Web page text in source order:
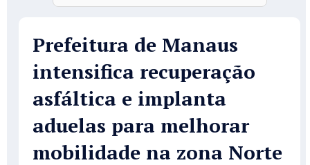
Prefeitura de Manaus
intensifica recuperação
asfáltica e implanta
aduelas para melhorar
mobilidade na zona Norte